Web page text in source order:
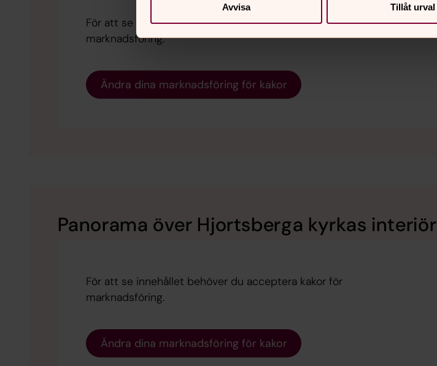
Avvisa Tillåt urval
För att se innehållet behöver du acceptera kakor för
marknadsföring.
Ändra dina marknadsföring för kakor
Panorama över Hjortsberga kyrkas interiör
För att se innehållet behöver du acceptera kakor för
marknadsföring.
Ändra dina marknadsföring för kakor